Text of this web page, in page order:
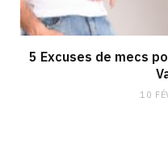
5 Excuses de mecs
10